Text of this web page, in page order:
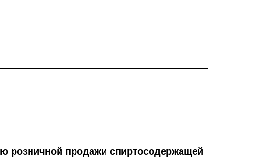
розничной продажи спиртосодержащей